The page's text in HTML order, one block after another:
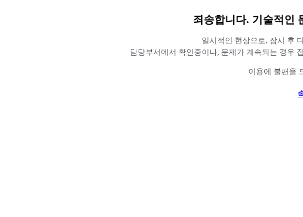
죄송합니다. 기술적인
일시적인 현상으로, 잠시 후
담당부서에서 확인중이나, 문제가 계속되는 경우
이용에 불편을